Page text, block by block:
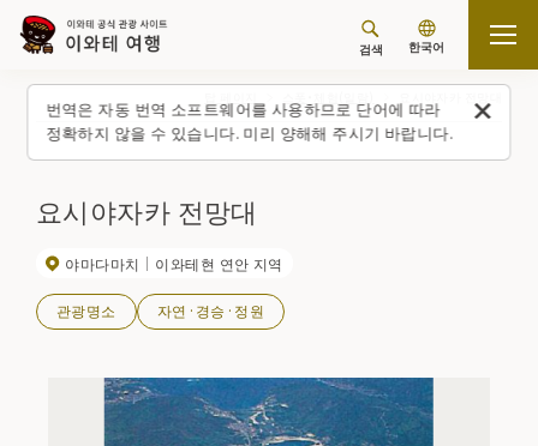
번역은 자동 번역 소프트웨어를 사용하므로 단어에 따라
정확하지 않을 수 있습니다. 미리 양해해 주시기 바랍니다.
검색 한국어
요시야자카 전망대
야마다마치 이와테현 연안 지역
관광명소 자연·경승·정원